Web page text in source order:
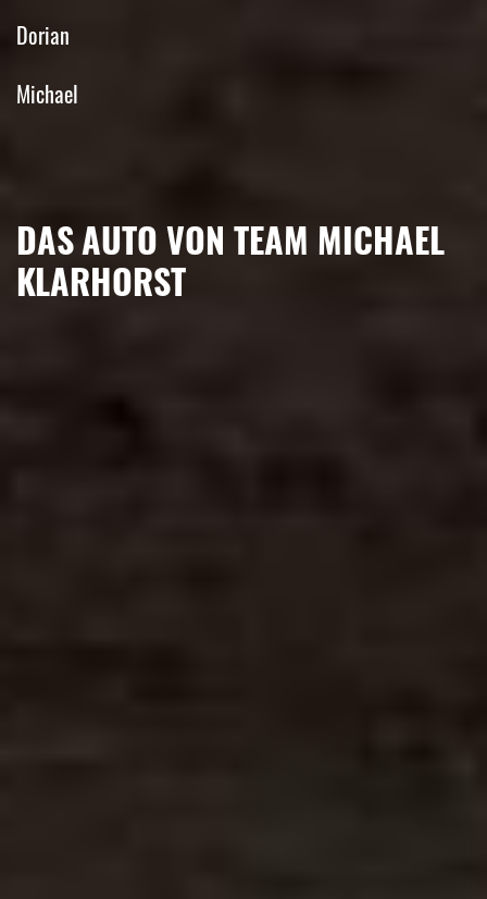
Dorian
Michael
DAS AUTO VON TEAM MICHAEL
KLARHORST